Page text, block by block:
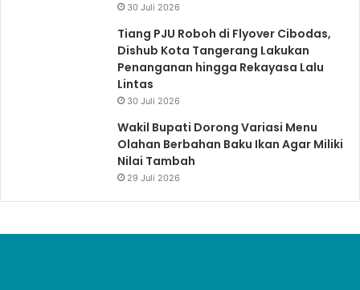
30 Juli 2026
Tiang PJU Roboh di Flyover Cibodas,
Dishub Kota Tangerang Lakukan
Penanganan hingga Rekayasa Lalu
Lintas
30 Juli 2026
Wakil Bupati Dorong Variasi Menu
Olahan Berbahan Baku Ikan Agar Miliki
Nilai Tambah
29 Juli 2026